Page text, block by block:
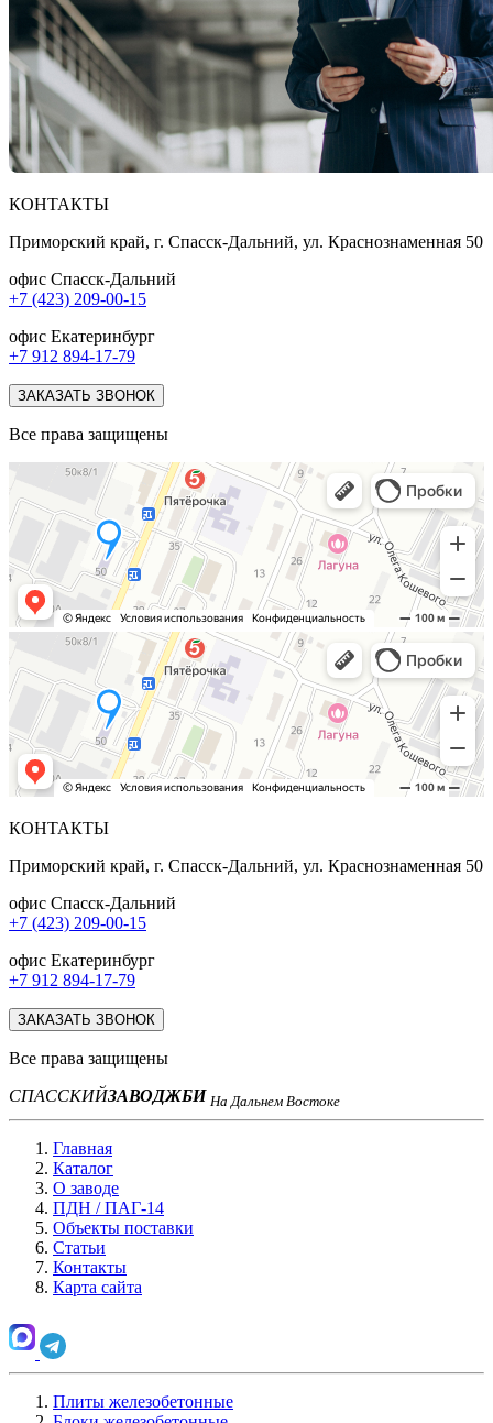
КОНТАКТЫ
Приморский край, г. Спасск-Дальний, ул. Краснознаменная 50
офис Спасск-Дальний
+7 (423) 209-00-15
офис Екатеринбург
+7 912 894-17-79
ЗАКАЗАТЬ ЗВОНОК
Все права защищены
КОНТАКТЫ
Приморский край, г. Спасск-Дальний, ул. Краснознаменная 50
офис Спасск-Дальний
+7 (423) 209-00-15
офис Екатеринбург
+7 912 894-17-79
ЗАКАЗАТЬ ЗВОНОК
Все права защищены
СПАССКИЙЗАВОДЖБИ На Дальнем Востоке
Главная
Каталог
О заводе
ПДН / ПАГ-14
Объекты поставки
Статьи
Контакты
Карта сайта
Плиты железобетонные